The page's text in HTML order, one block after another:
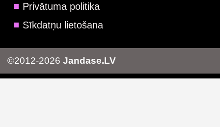
Privātuma politika
Sīkdatņu lietošana
©2012-2026 Jandase.LV